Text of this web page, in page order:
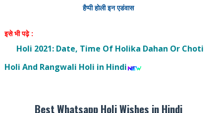
हैप्पी होली इन एडंवास
इसे भी पढ़े :
Holi 2021: Date, Time Of Holika Dahan Or Choti
Holi And Rangwali Holi in Hindi
Best Whatsapp Holi Wishes in Hindi